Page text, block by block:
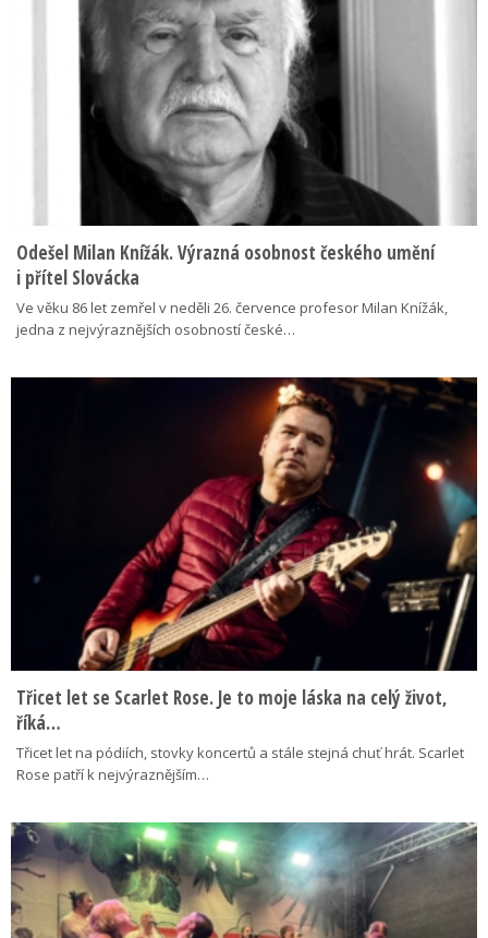
Odešel Milan Knížák. Výrazná osobnost českého umění
i přítel Slovácka
Ve věku 86 let zemřel v neděli 26. července profesor Milan Knížák,
jedna z nejvýraznějších osobností české…
Třicet let se Scarlet Rose. Je to moje láska na celý život,
říká…
Třicet let na pódiích, stovky koncertů a stále stejná chuť hrát. Scarlet
Rose patří k nejvýraznějším…